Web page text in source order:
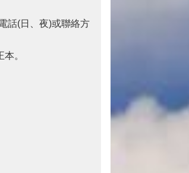
(日、夜)或聯絡方
。